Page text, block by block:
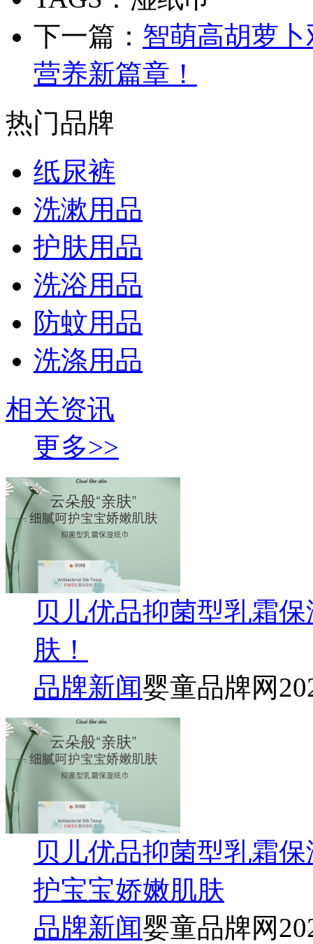
下一篇： 智萌高胡萝
营养新篇章！
热门品牌
纸尿裤
洗漱用品
护肤用品
洗浴用品
防蚊用品
洗涤用品
相关资讯
更多>>
贝儿优品抑菌型乳霜
肤！
品牌新闻婴童品牌网
贝儿优品抑菌型乳霜
护宝宝娇嫩肌肤
品牌新闻婴童品牌网